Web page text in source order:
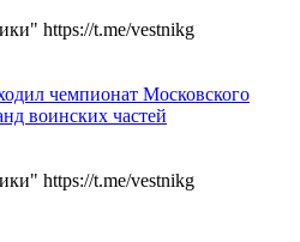
https://t.me/vestnikg
чемпионат Московского
воинских частей
https://t.me/vestnikg